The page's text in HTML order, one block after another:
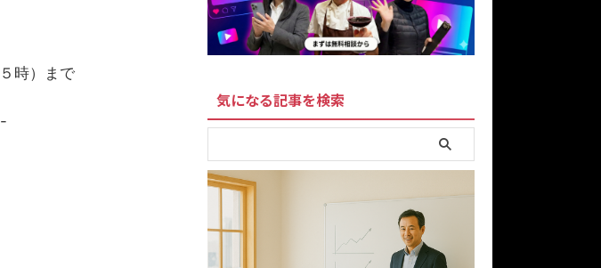
時）まで
気になる記事を検索